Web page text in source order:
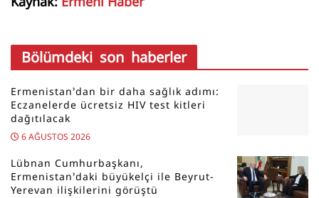
Bölümdeki son haberler
Ermenistan’dan bir daha sağlık adımı:
Eczanelerde ücretsiz HIV test kitleri
dağıtılacak
6 AĞUSTOS 2026
Lübnan Cumhurbaşkanı,
Ermenistan’daki büyükelçi ile Beyrut-
Yerevan ilişkilerini görüştü